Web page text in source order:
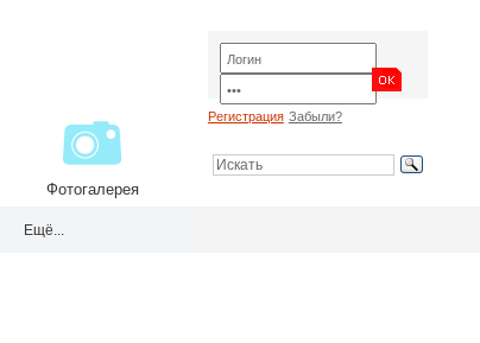
Фотогалерея
Регистрация Забыли?
Ещё...